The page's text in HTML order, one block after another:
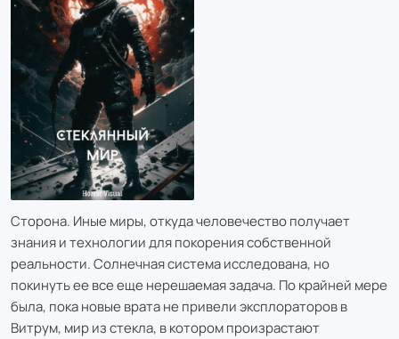
Сторона. Иные миры, откуда человечество получает
знания и технологии для покорения собственной
реальности. Солнечная система исследована, но
покинуть ее все еще нерешаемая задача. По крайней мере
была, пока новые врата не привели эксплораторов в
Витрум, мир из стекла, в котором произрастают